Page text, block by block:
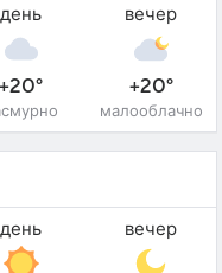
день
+20°
вечер
+20°
малооблачно
день вечер